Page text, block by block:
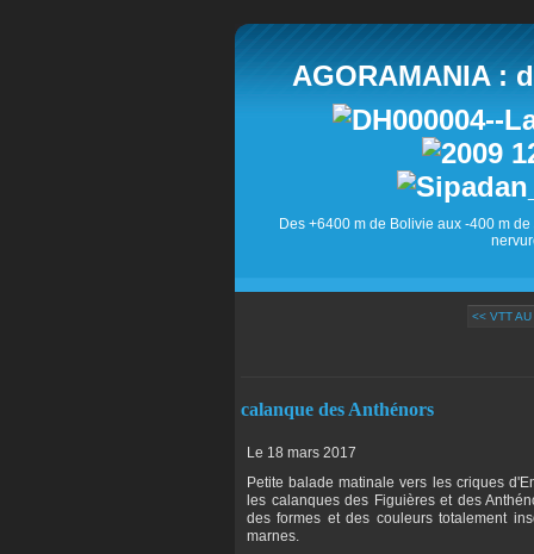
AGORAMANIA :
Des +6400 m de Bolivie aux -400 m
<< VTT
calanque des Anthénors
Le 18 mars 2017
Petite balade matinale vers les criques
les calanques des Figuières et des
des formes et des couleurs totalement
marnes.